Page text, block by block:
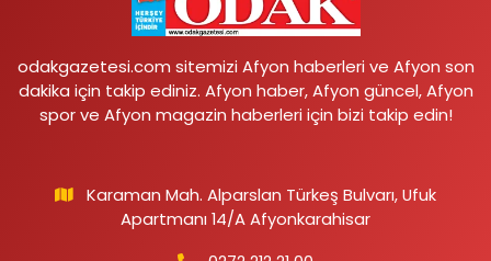
odakgazetesi.com sitemizi Afyon haberleri ve Afyon son
dakika için takip ediniz. Afyon haber, Afyon güncel, Afyon
spor ve Afyon magazin haberleri için bizi takip edin!
Karaman Mah. Alparslan Türkeş Bulvarı, Ufuk
Apartmanı 14/A Afyonkarahisar